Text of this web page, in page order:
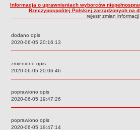
Dane statystyczne
Związki i stowarzyszenia
Realizacja zadań publicznych
Rejestr zbiorów danych osobowych
Rejestr instytucji kultury
RODO Klauzule informacyjne
Dane teleadresowe
Informacja o uprawnieniach wyborców
Rzeczypospolitej Polskiej zarządzonych na
rejestr zmian informacji
dodano opis
Data:
2020-06-05 20:16:13
zmieniono opis
Data:
2020-06-05 20:06:46
poprawiono opis
Data:
2020-06-05 19:47:26
poprawiono opis
Data:
2020-06-05 19:47:14